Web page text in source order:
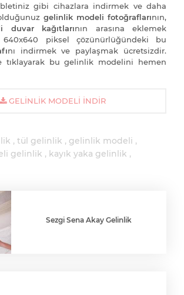
gibi cihazlara indirmek ve daha
gelinlik modeli fotoğraflarının,
duvar kağıtlarının arasına eklemek
640x640 piksel çözünürlüğündeki bu
nı indirmek ve paylaşmak ücretsizdir.
tıklayarak bu gelinlik modelini hemen
GELINLIK MODELI İNDIR
tül gelinlik
gelinlik modeli
gelinlik
kayık yaka gelinlik
Sezgi Sena Akay Gelinlik